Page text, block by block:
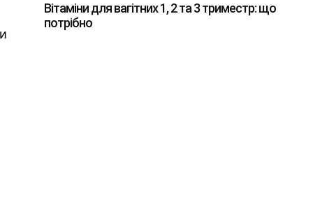
Вітаміни для вагітних 1, 2 та 3 триместр: що
потрібно